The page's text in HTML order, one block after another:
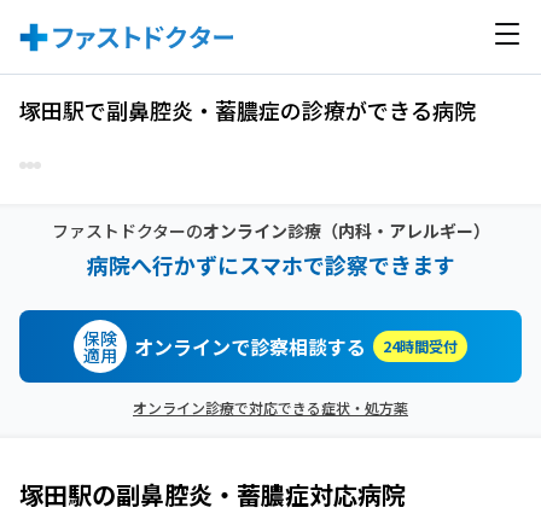
塚田駅で副鼻腔炎・蓄膿症の診療ができる病院
ファストドクターのオンライン診療（内科・アレルギー）
病院へ行かずにスマホで診察できます
保険
適用 オンラインで診察相談する 24時間受付
オンライン診療で対応できる症状・処方薬
塚田駅の副鼻腔炎・蓄膿症対応病院